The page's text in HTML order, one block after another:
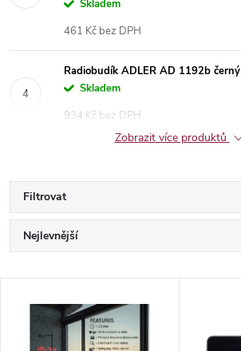
Skladem
461 Kč bez DPH
Radiobudík ADLER AD 1192b černý
Skladem
934 Kč bez DPH
Zobrazit více produktů
Filtrovat
Ř
a
Nejlevnější
Abecedně
V